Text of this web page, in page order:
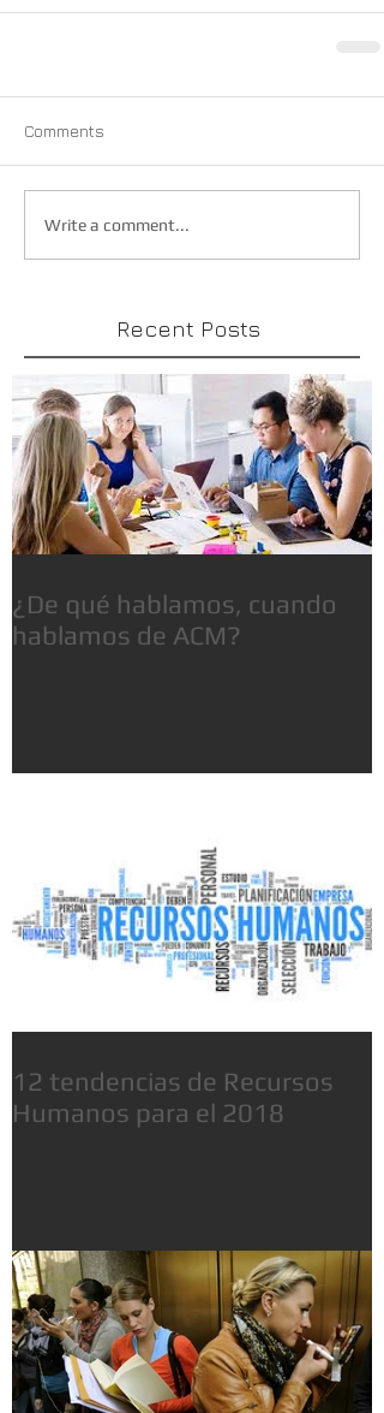
Comments
Write a comment...
Recent Posts
¿De qué hablamos, cuando
hablamos de ACM?
12 tendencias de Recursos
Humanos para el 2018